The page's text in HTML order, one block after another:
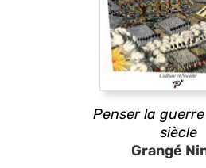
Penser la
siècle
Grangé